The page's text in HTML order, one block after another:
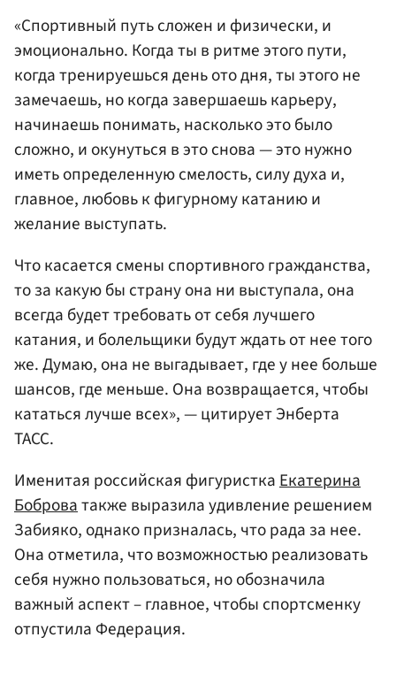
«Спортивный путь сложен и физически, и
эмоционально. Когда ты в ритме этого пути,
когда тренируешься день ото дня, ты этого не
замечаешь, но когда завершаешь карьеру,
начинаешь понимать, насколько это было
сложно, и окунуться в это снова — это нужно
иметь определенную смелость, силу духа и,
главное, любовь к фигурному катанию и
желание выступать.
Что касается смены спортивного гражданства,
то за какую бы страну она ни выступала, она
всегда будет требовать от себя лучшего
катания, и болельщики будут ждать от нее того
же. Думаю, она не выгадывает, где у нее больше
шансов, где меньше. Она возвращается, чтобы
кататься лучше всех», — цитирует Энберта
ТАСС.
Именитая российская фигуристкаЕкатерина
Боброватакже выразила удивление решением
Забияко, однако призналась, что рада за нее.
Она отметила, что возможностью реализовать
себя нужно пользоваться, но обозначила
важный аспект – главное, чтобы спортсменку
отпустила Федерация.